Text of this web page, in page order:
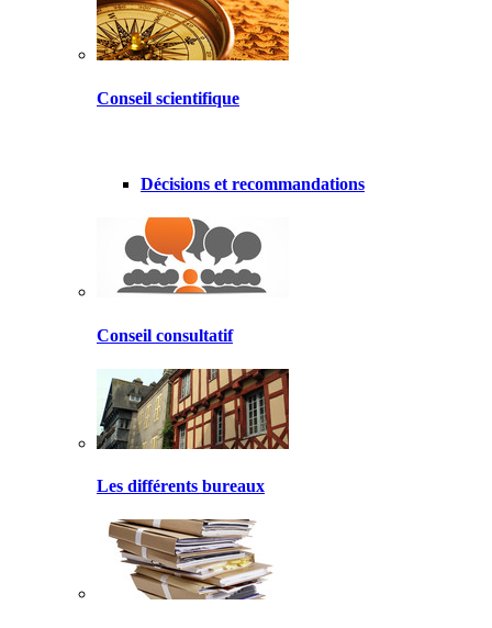
Conseil scientifique
Décisions et recommandations
Conseil consultatif
Les différents bureaux